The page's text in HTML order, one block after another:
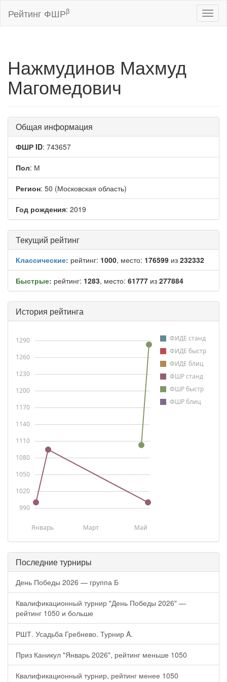
Рейтинг ФШРβ
Нажмудинов Махмуд
Магомедович
Общая информация
ФШР ID: 743657
Пол: М
Регион: 50 (Московская область)
Год рождения: 2019
Текущий рейтинг
Классические: рейтинг: 1000, место: 176599 из 232332
Быстрые: рейтинг: 1283, место: 61777 из 277884
История рейтинга
ФИДЕ станд
ФИДЕ быстр
ФИДЕ блиц
ФШР станд
ФШР быстр
ФШР блиц
Январь Март Май
990
1020
1050
1080
1110
1140
1170
1200
1230
1260
1290
Последние турниры
День Победы 2026 — группа Б
Квалификационный турнир "День Победы 2026" —
рейтинг 1050 и больше
РШТ. Усадьба Гребнево. Турнир A.
Приз Каникул "Январь 2026", рейтинг меньше 1050
Квалификационный турнир, рейтинг менее 1050